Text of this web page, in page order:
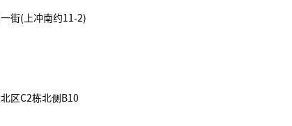
街(上冲南约11-2)
区C2栋北侧B10